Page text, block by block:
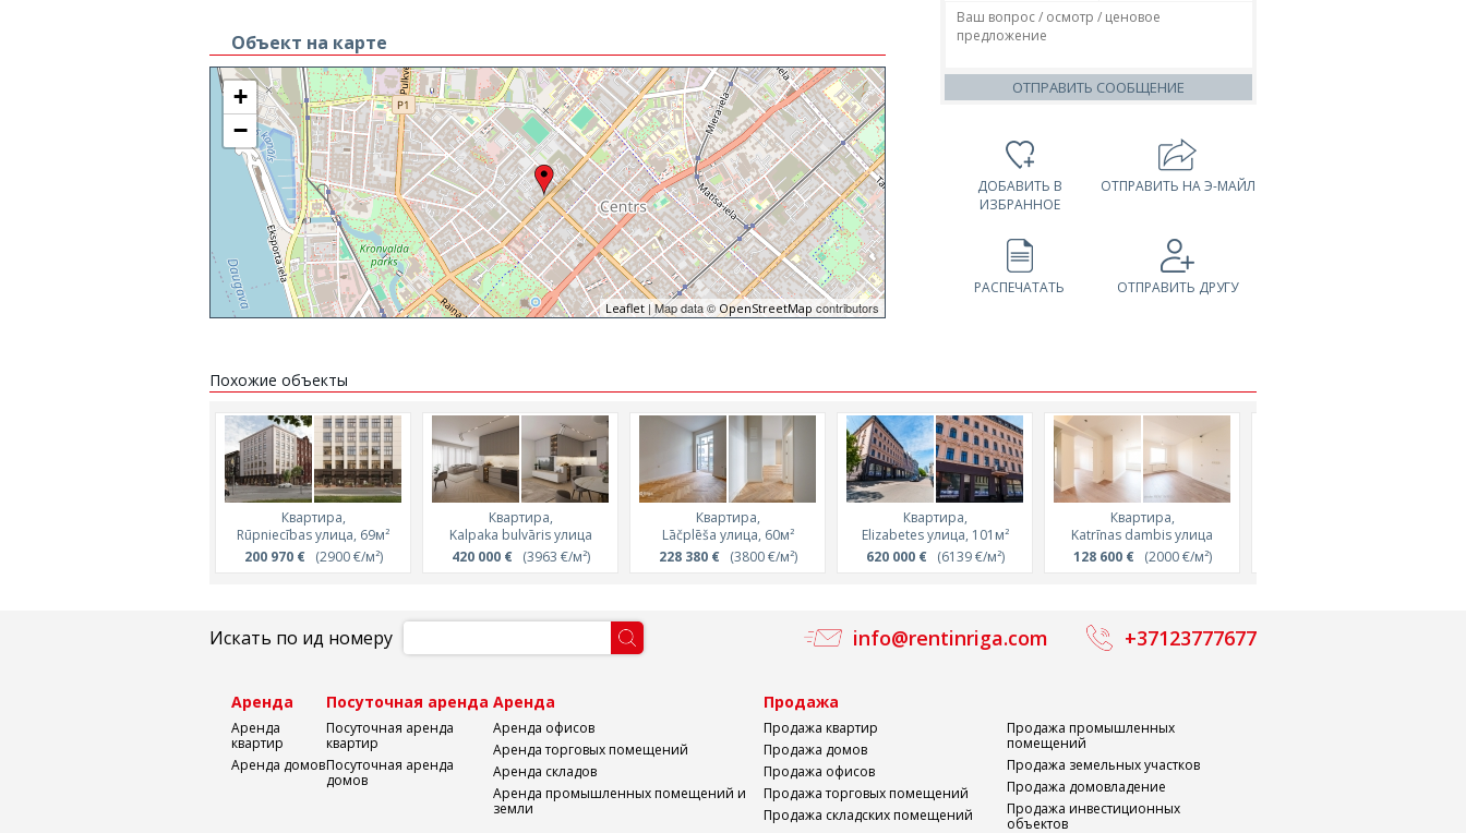
Объект на карте
+
−
Leaflet | Map data © OpenStreetMap contributors
ОТПРАВИТЬ СООБЩЕНИЕ
ДОБАВИТЬ В
ИЗБРАННОЕ
ОТПРАВИТЬ НА Э-МАЙЛ
РАСПЕЧАТАТЬ ОТПРАВИТЬ ДРУГУ
Похожие объекты
Квартира,
Rūpniecības улица, 69м²
200 970 €(2900 €/м²)
Квартира,
Kalpaka bulvāris улица
420 000 €(3963 €/м²)
Квартира,
Lāčplēša улица, 60м²
228 380 €(3800 €/м²)
Квартира,
Elizabetes улица, 101м²
620 000 €(6139 €/м²)
Квартира,
Katrīnas dambis улица
128 600 €(2000 €/м²)
Искать по ид номеру info@rentinriga.com +37123777677
Аренда
Аренда
квартир
Аренда домов
Посуточная аренда
Посуточная аренда
квартир
Посуточная аренда
домов
Аренда
Аренда офисов
Аренда торговых помещений
Аренда складов
Аренда промышленных помещений и
земли
Продажа
Продажа квартир
Продажа домов
Продажа офисов
Продажа торговых помещений
Продажа складских помещений
Продажа промышленных
помещений
Продажа земельных участков
Продажа домовладение
Продажа инвестиционных
объектов